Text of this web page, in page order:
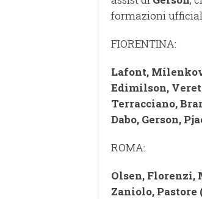
formazioni
FIORENTINA:
Lafont,
Edimilson,
Terracciano,
Dabo, Gerson,
ROMA:
Olsen, Florenzi,
Zaniolo, Pastore